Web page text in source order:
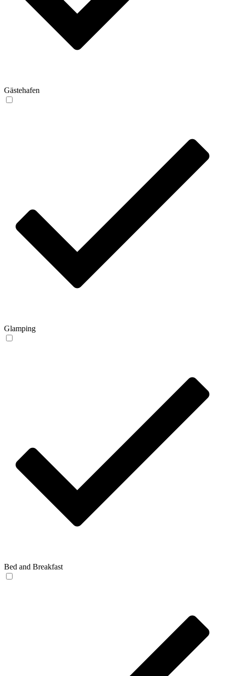
Gästehafen
Glamping
Bed and Breakfast